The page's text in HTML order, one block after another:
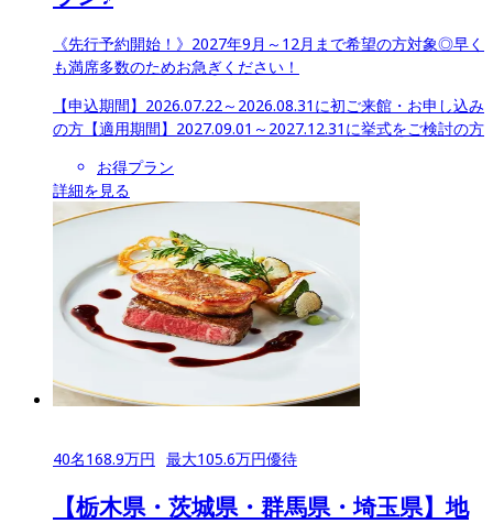
《先行予約開始！》2027年9月～12月まで希望の方対象◎早く
も満席多数のためお急ぎください！
【申込期間】 2026.07.22～2026.08.31に初ご来館・お申し込み
の方 【適用期間】 2027.09.01～2027.12.31に挙式をご検討の方
お得プラン
詳細を見る
40名168.9万円 最大105.6万円優待
【栃木県・茨城県・群馬県・埼玉県】地